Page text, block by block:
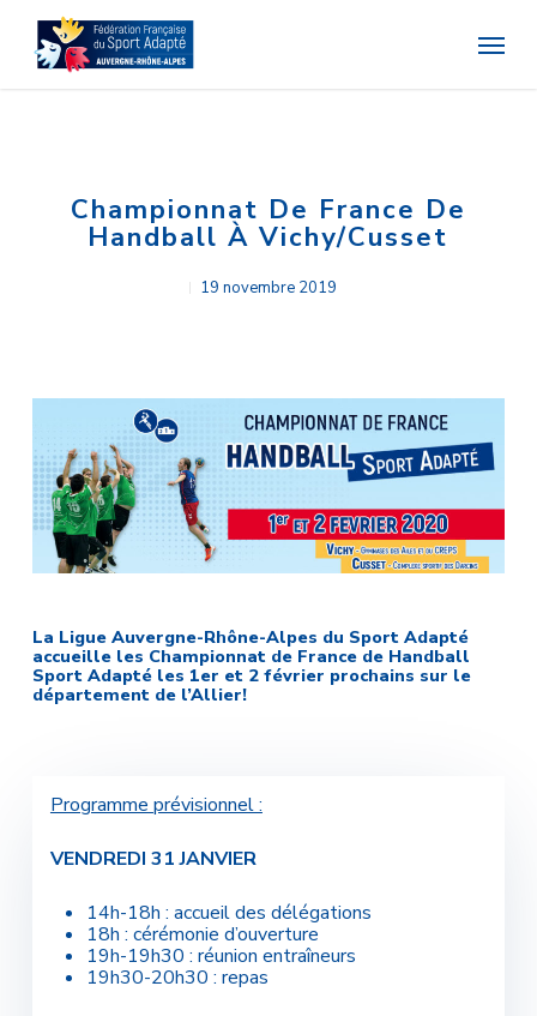
main
content
Menu
Championnat De France De
Handball À Vichy/Cusset
19 novembre 2019
La Ligue Auvergne-Rhône-Alpes du Sport Adapté
accueille les Championnat de France de Handball
Sport Adapté les 1er et 2 février prochains sur le
département de l’Allier!
Programme prévisionnel :
VENDREDI 31 JANVIER
14h-18h : accueil des délégations
18h : cérémonie d’ouverture
19h-19h30 : réunion entraîneurs
19h30-20h30 : repas